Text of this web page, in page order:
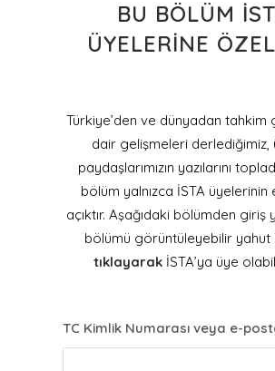
BU BÖLÜM
ÜYELERINE
Türkiye’den ve dünyadan tahkim
dair gelişmeleri derlediğimiz,
paydaşlarımızın yazılarını
bölüm yalnızca İSTA üyelerinin
açıktır. Aşağıdaki bölümden
bölümü görüntüleyebilir yahut
tıklayarak İSTA’ya üye
TC Kimlik Numarası veya e-